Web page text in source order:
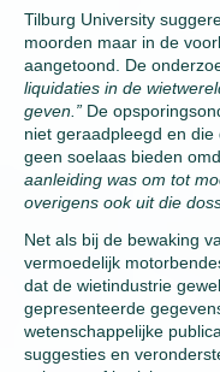
Tilburg University
moorden maar in de
aangetoond. De
liquidaties in de
geven.” De
niet geraadpleegd en
geen soelaas bieden
aanleiding was om tot
overigens ook uit die
Net als bij de bewaking
vermoedelijk
dat de wietindustrie
gepresenteerde
wetenschappelijke
suggesties en